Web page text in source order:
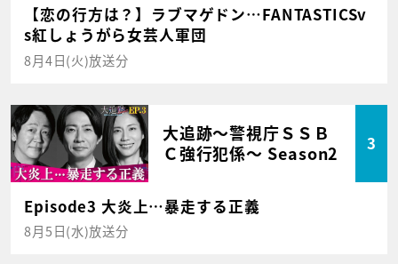
【恋の行方は？】ラブマゲドン…FANTASTICSv
s紅しょうがら女芸人軍団
8月4日(火)放送分
大追跡～警視庁ＳＳＢ
Ｃ強行犯係～ Season2
3
Episode3 大炎上…暴走する正義
8月5日(水)放送分